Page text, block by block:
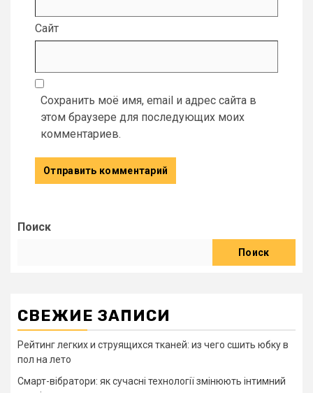
Сайт
Сохранить моё имя, email и адрес сайта в
этом браузере для последующих моих
комментариев.
Поиск
Поиск
СВЕЖИЕ ЗАПИСИ
Рейтинг легких и струящихся тканей: из чего сшить юбку в
пол на лето
Смарт-вібратори: як сучасні технології змінюють інтимний